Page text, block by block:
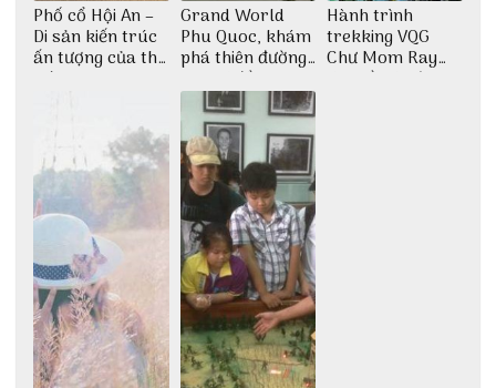
Phố cổ Hội An –
Di sản kiến trúc
ấn tượng của thế
giới
Grand World
Phu Quoc, khám
phá thiên đường
giải trí đầy sôi
động
Hành trình
trekking VQG
Chư Mom Ray
tìm về núi rừng